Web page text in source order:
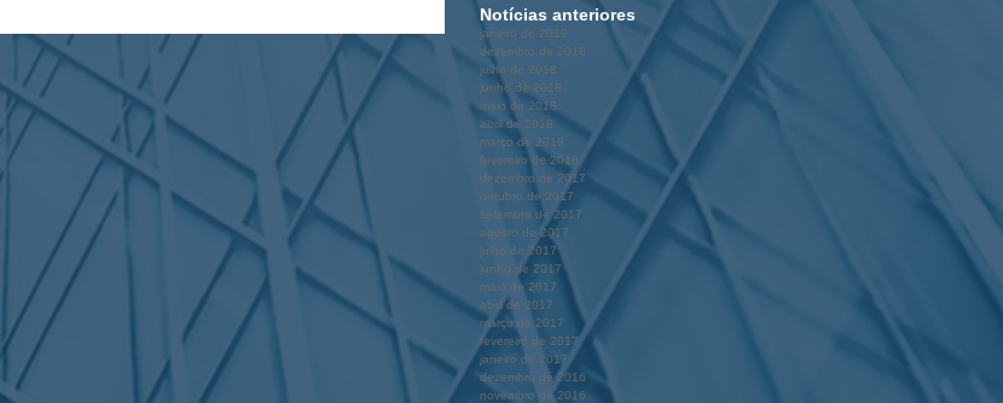
Notícias anteriores
janeiro de 2019
dezembro de 2018
julho de 2018
junho de 2018
maio de 2018
abril de 2018
março de 2018
fevereiro de 2018
dezembro de 2017
outubro de 2017
setembro de 2017
agosto de 2017
julho de 2017
junho de 2017
maio de 2017
abril de 2017
março de 2017
fevereiro de 2017
janeiro de 2017
dezembro de 2016
novembro de 2016